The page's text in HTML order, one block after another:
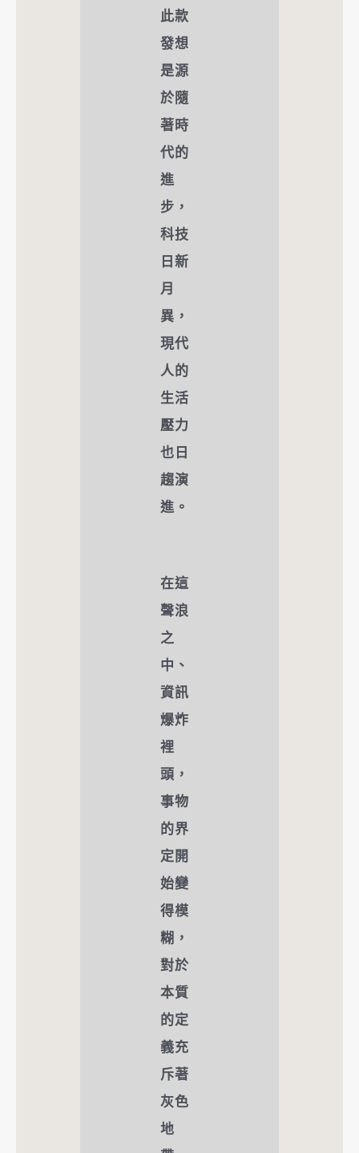
此款
發想
是源
於隨
著時
代的
進
步，
科技
日新
月
異，
現代
人的
生活
壓力
也日
趨演
進。
在這
聲浪
之
中、
資訊
爆炸
裡
頭，
事物
的界
定開
始變
得模
糊，
對於
本質
的定
義充
斥著
灰色
地